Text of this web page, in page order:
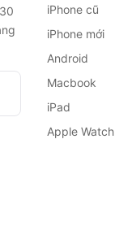
iPhone cũ
iPhone mới
Android
Macbook
iPad
Apple Watch